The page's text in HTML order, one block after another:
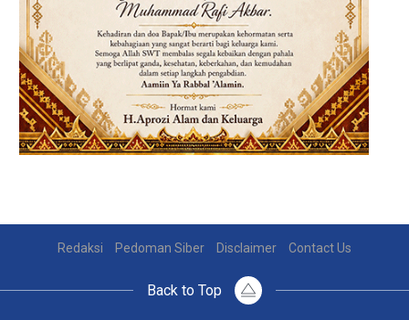
Redaksi Pedoman Siber Disclaimer Contact Us
Back to Top